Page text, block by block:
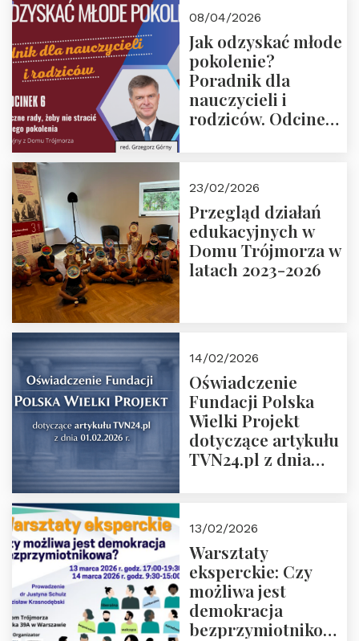
08/04/2026
Jak odzyskać młode
pokolenie?
Poradnik dla
nauczycieli i
rodziców. Odcinek
Rozmawiają red.
Grzegorz Górny i
prof. Michał
Łuczewski
23/02/2026
Przegląd działań
edukacyjnych w
Domu Trójmorza w
latach 2023-2026
14/02/2026
Oświadczenie
Fundacji Polska
Wielki Projekt
dotyczące artykułu
TVN24.pl z dnia
13/02/2026
Warsztaty
eksperckie: Czy
możliwa jest
demokracja
bezprzymiotnikowa?